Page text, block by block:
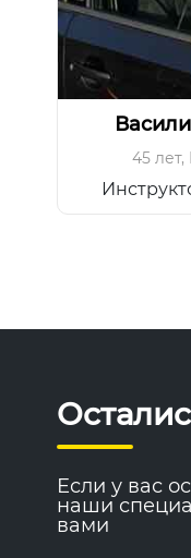
45 лет,
Если у вас
наши
вами